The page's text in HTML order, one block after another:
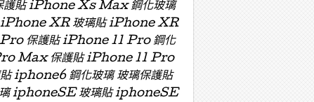
貼 iPhone Xs Max 鋼化玻璃
XR 玻璃貼 iPhone XR
保護貼 iPhone 11 Pro 鋼化
Max 保護貼 iPhone 11 Pro
鋼化玻璃 玻璃保護貼
iphoneSE 玻璃貼 iphoneSE